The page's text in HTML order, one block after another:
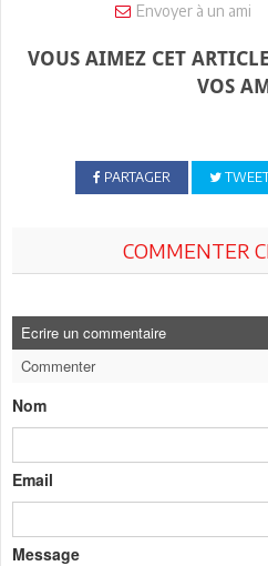
Envoyer à un ami
VOUS AIMEZ CET
VOS
PARTAGER
COMMENTER
Ecrire un commentaire
Commenter
Nom
Email
Message